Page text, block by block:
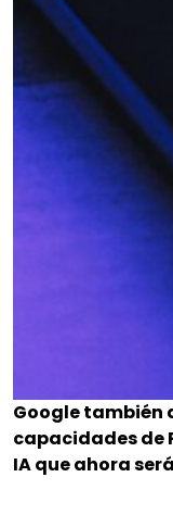
Google también
capacidades de
IA que ahora